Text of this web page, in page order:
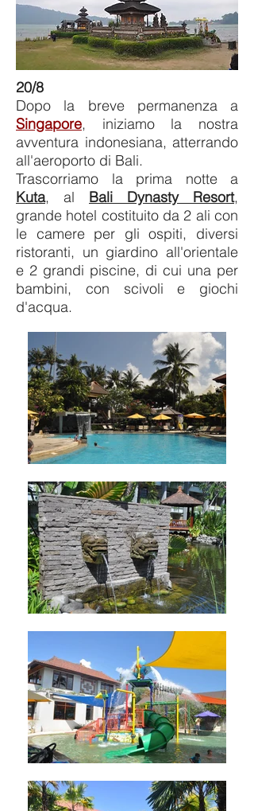
20/8
Dopo la breve permanenza a
Singapore, iniziamo la nostra
avventura indonesiana, atterrando
all'aeroporto di Bali.
Trascorriamo la prima notte a
Kuta, al Bali Dynasty Resort,
grande hotel costituito da 2 ali con
le camere per gli ospiti, diversi
ristoranti, un giardino all'orientale
e 2 grandi piscine, di cui una per
bambini, con scivoli e giochi
d'acqua.